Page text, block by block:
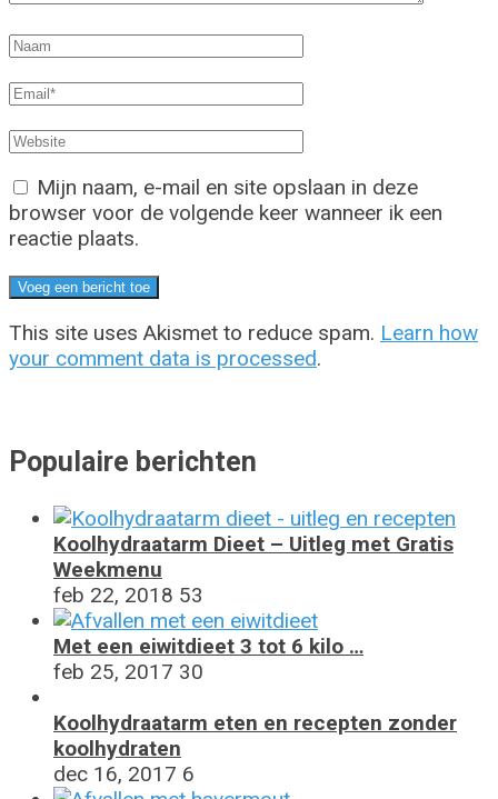
Mijn naam, e-mail en site opslaan in deze
browser voor de volgende keer wanneer ik een
reactie plaats.
This site uses Akismet to reduce spam. Learn how
your comment data is processed.
Populaire berichten
Koolhydraatarm Dieet – Uitleg met Gratis
Weekmenu
feb 22, 2018 53
Met een eiwitdieet 3 tot 6 kilo …
feb 25, 2017 30
Koolhydraatarm eten en recepten zonder
koolhydraten
dec 16, 2017 6